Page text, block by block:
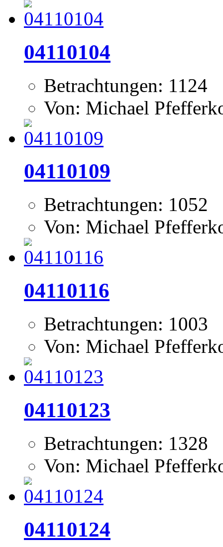
04110104
Betrachtungen: 1124
Von: Michael
04110109
Betrachtungen: 1052
Von: Michael
04110116
Betrachtungen: 1003
Von: Michael
04110123
Betrachtungen: 1328
Von: Michael
04110124